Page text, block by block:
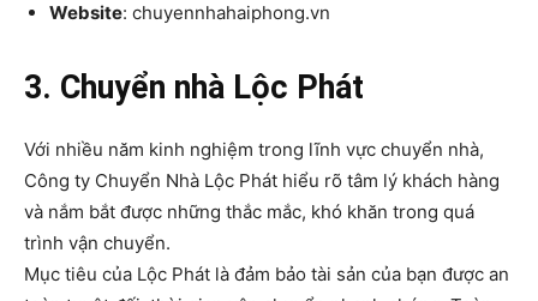
Website: chuyennhahaiphong.vn
3. Chuyển nhà Lộc Phát
Với nhiều năm kinh nghiệm trong lĩnh vực chuyển nhà,
Công ty Chuyển Nhà Lộc Phát hiểu rõ tâm lý khách hàng
và nắm bắt được những thắc mắc, khó khăn trong quá
trình vận chuyển.
Mục tiêu của Lộc Phát là đảm bảo tài sản của bạn được an